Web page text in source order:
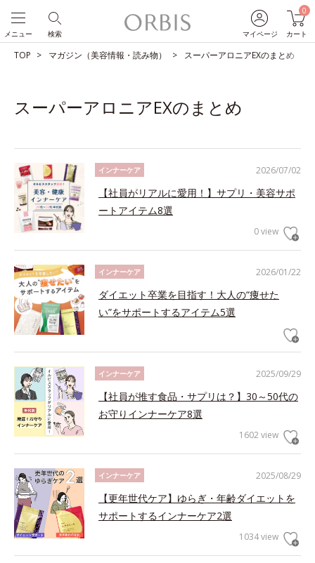
マイページ
0
カート
検索
メニュー
TOP マガジン（美容情報・読み物） スーパーアロニアEXのまとめ
スーパーアロニアEXのまとめ
2026/07/02
インナーケア
【社員がリアルに愛用！】サプリ・美容サポ
ートアイテム8選
0 view
2026/01/22
インナーケア
ダイエット卒業を目指す！大人の“痩せた
い”をサポートするアイテム5選
2025/09/29
インナーケア
【社員が推す食品・サプリは？】30～50代の
お守りインナーケア8選
1602 view
2025/08/29
インナーケア
【更年世代ケア】ゆらぎ・年齢ダイエットを
サポートするインナーケア2選
1034 view